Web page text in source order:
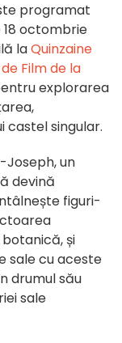
programat
octombrie
laQuinzaine
Film de la
explorarea
castel singular.
Joseph, un
devină
figuri-
și
sale cu aceste
drumul său
sale